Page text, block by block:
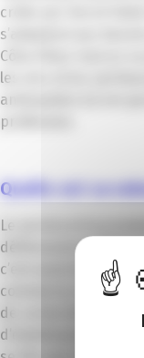
créée par Hervé
s’adaptant aux
Côte d’Azur tout en
les vins et les
anticipation lui ont
profession.
Quelle est sa
Le service et la
définissent
c’est aussi du
commerce, tout en
de cartes de
d’établissement.